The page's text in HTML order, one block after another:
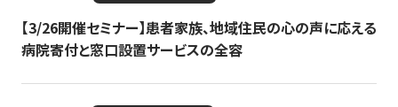
【3/26開催セミナー】患者家族、地域住民の心の声に応える
病院寄付と窓口設置サービスの全容